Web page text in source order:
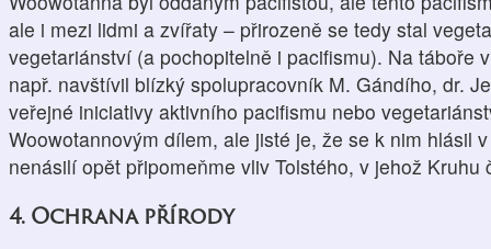
ale i mezi lidmi a zvířaty – přirozeně se tedy stal
vegetariánství (a pochopitelně i pacifismu). Na táboře
např. navštívil blízký spolupracovník M. Gándího, dr.
veřejné iniciativy aktivního pacifismu nebo
Woowotannovým dílem, ale jisté je, že se k nim hlásil
nenásilí opět připomeňme vliv Tolstého, v jehož Kruhu
4. Ochrana přírody